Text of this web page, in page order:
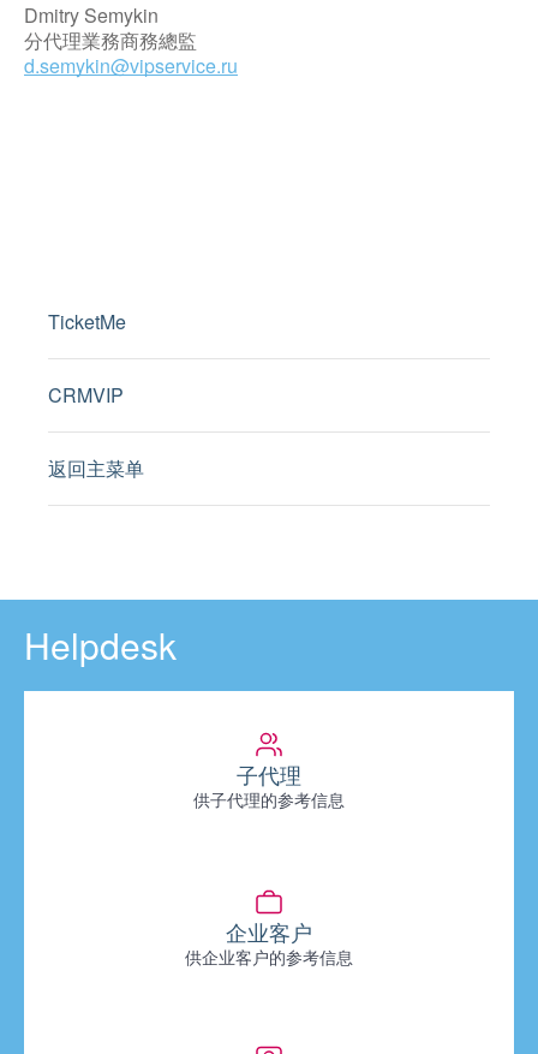
Dmitry Semykin
分代理業務商務總監
d.semykin@vipservice.ru
TicketMe
CRMVIP
返回主菜单
Helpdesk
子代理
供子代理的参考信息
企业客户
供企业客户的参考信息